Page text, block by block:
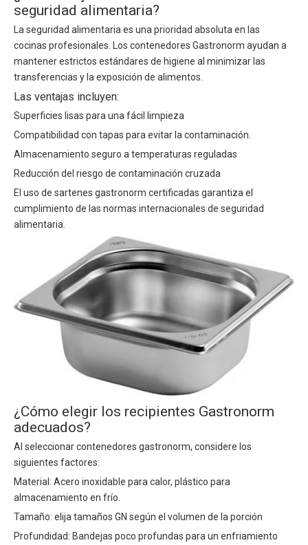
seguridad alimentaria?
La seguridad alimentaria es una prioridad absoluta en las
cocinas profesionales. Los contenedores Gastronorm ayudan a
mantener estrictos estándares de higiene al minimizar las
transferencias y la exposición de alimentos.
Las ventajas incluyen:
Superficies lisas para una fácil limpieza
Compatibilidad con tapas para evitar la contaminación.
Almacenamiento seguro a temperaturas reguladas
Reducción del riesgo de contaminación cruzada
El uso de sartenes gastronorm certificadas garantiza el
cumplimiento de las normas internacionales de seguridad
alimentaria.
¿Cómo elegir los recipientes Gastronorm
adecuados?
Al seleccionar contenedores gastronorm, considere los
siguientes factores:
Material: Acero inoxidable para calor, plástico para
almacenamiento en frío.
Tamaño: elija tamaños GN según el volumen de la porción
Profundidad: Bandejas poco profundas para un enfriamiento